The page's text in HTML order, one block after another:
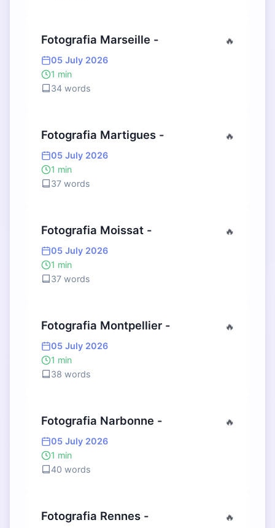
Fotografia Marseille - 🔥
05 July 2026
1 min
34 words
Fotografia Martigues - 🔥
05 July 2026
1 min
37 words
Fotografia Moissat - 🔥
05 July 2026
1 min
37 words
Fotografia Montpellier - 🔥
05 July 2026
1 min
38 words
Fotografia Narbonne - 🔥
05 July 2026
1 min
40 words
Fotografia Rennes - 🔥